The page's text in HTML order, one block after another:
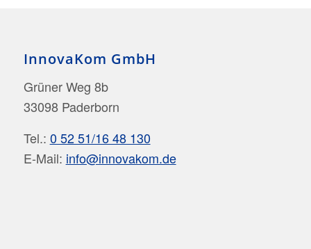
InnovaKom GmbH
Grüner Weg 8b
33098 Paderborn
Tel.: 0 52 51/16 48 130
E-Mail: info@innovakom.de